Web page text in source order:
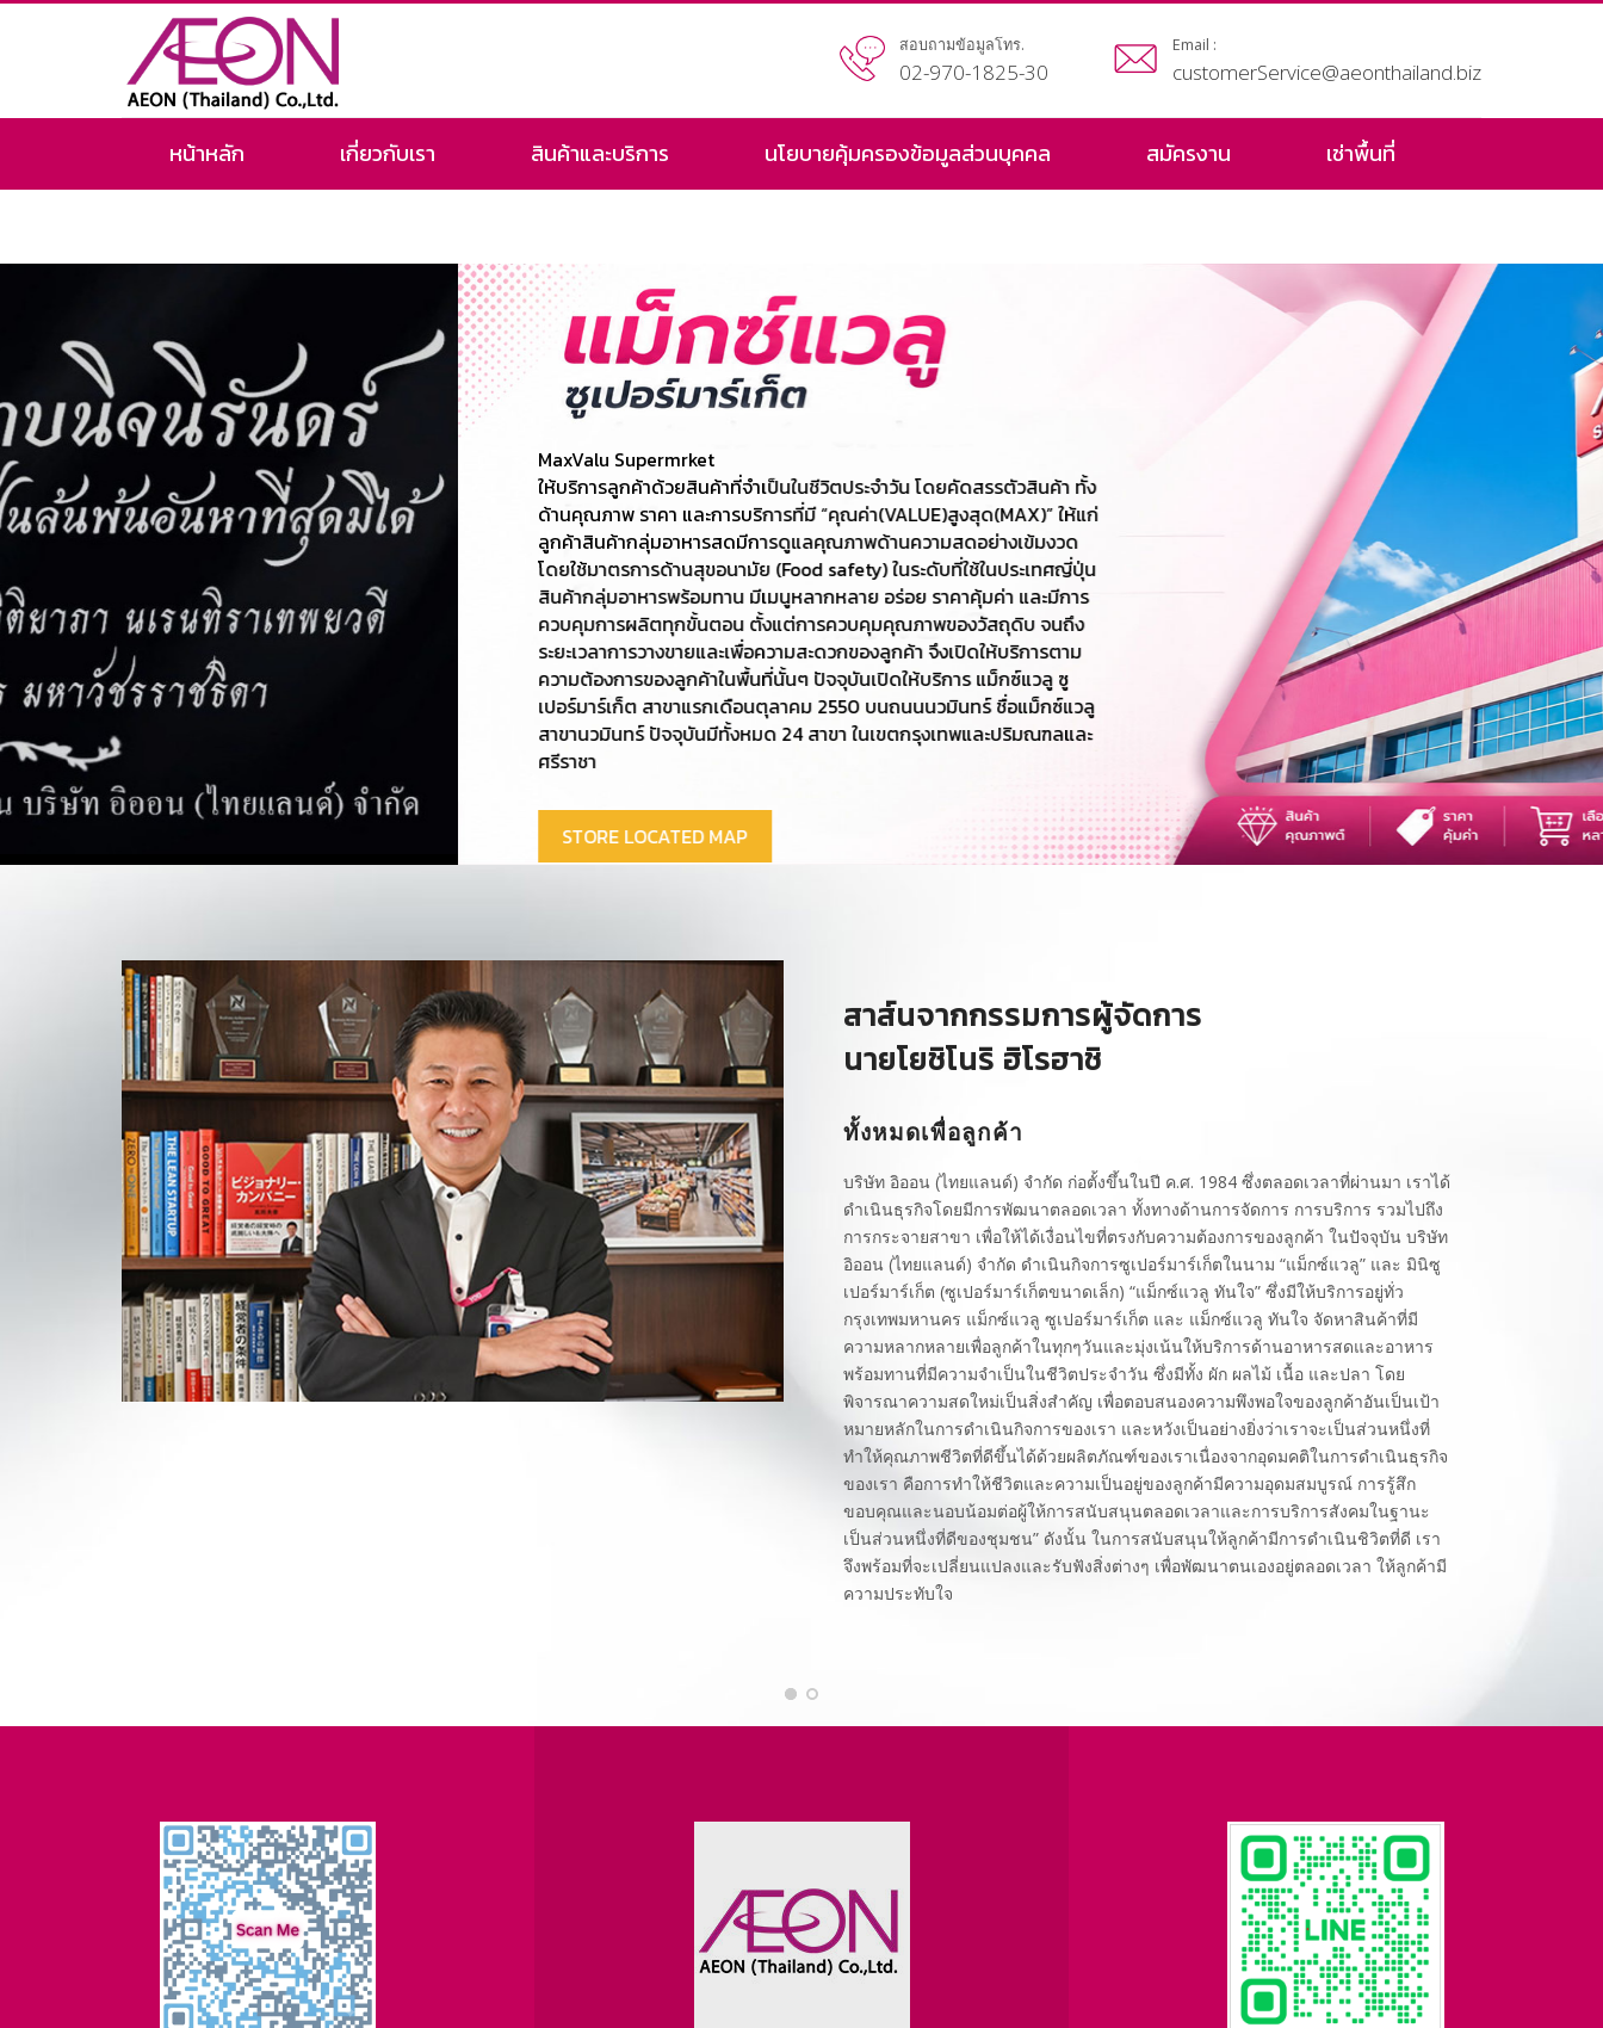
สอบถามข้อมูลโทร.
02-970-1825-30
Email :
customerService@aeonthailand.biz
หน้าหลัก เกี่ยวกับเรา สินค้าและบริการ นโยบายคุ้มครองข้อมูลส่วนบุคคล สมัครงาน เช่าพื้นที่
ให้บริการลูกค้าด้วยสินค้าที่จำเป็นในชีวิตประจำวัน โดยคัดสรรตัวสินค้า ทั้ง
ด้านคุณภาพ ราคา และการบริการที่มี “คุณค่า(VALUE)สูงสุด(MAX)” ให้แก่
ลูกค้าสินค้ากลุ่มอาหารสดมีการดูแลคุณภาพด้านความสดอย่างเข้มงวด
โดยใช้มาตรการด้านสุขอนามัย (Food safety) ในระดับที่ใช้ในประเทศญี่ปุ่น
สินค้ากลุ่มอาหารพร้อมทาน มีเมนูหลากหลาย อร่อย ราคาคุ้มค่า และมีการ
ควบคุมการผลิตทุกขั้นตอน ตั้งแต่การควบคุมคุณภาพของวัสถุดิบ จนถึง
ระยะเวลาการวางขายและเพื่อความสะดวกของลูกค้า จึงเปิดให้บริการตาม
ความต้องการของลูกค้าในพื้นที่นั้นๆ ปัจจุบันเปิดให้บริการ แม็กซ์แวลู ซู
เปอร์มาร์เก็ต สาขาแรกเดือนตุลาคม 2550 บนถนนนวมินทร์ ชื่อแม็กซ์แวลู
สาขานวมินทร์ ปัจจุบันมีทั้งหมด 24 สาขา ในเขตกรุงเทพและปริมณฑลและ
ศรีราชา
สาส์นจากกรรมการผู้จัดการ
นายโยชิโนริ ฮิโรฮาชิ
ทั้งหมดเพื่อลูกค้า
บริษัท อิออน (ไทยแลนด์) จำกัด ก่อตั้งขึ้นในปี ค.ศ. 1984 ซึ่งตลอดเวลาที่ผ่านมา เราได้
ดำเนินธุรกิจโดยมีการพัฒนาตลอดเวลา ทั้งทางด้านการจัดการ การบริการ รวมไปถึง
การกระจายสาขา เพื่อให้ได้เงื่อนไขที่ตรงกับความต้องการของลูกค้า ในปัจจุบัน บริษัท
อิออน (ไทยแลนด์) จำกัด ดำเนินกิจการซูเปอร์มาร์เก็ตในนาม “แม็กซ์แวลู” และ มินิซู
เปอร์มาร์เก็ต (ซูเปอร์มาร์เก็ตขนาดเล็ก) “แม็กซ์แวลู ทันใจ” ซึ่งมีให้บริการอยู่ทั่ว
กรุงเทพมหานคร แม็กซ์แวลู ซูเปอร์มาร์เก็ต และ แม็กซ์แวลู ทันใจ จัดหาสินค้าที่มี
ความหลากหลายเพื่อลูกค้าในทุกๆวันและมุ่งเน้นให้บริการด้านอาหารสดและอาหาร
พร้อมทานที่มีความจำเป็นในชีวิตประจำวัน ซึ่งมีทั้ง ผัก ผลไม้ เนื้อ และปลา โดย
พิจารณาความสดใหม่เป็นสิ่งสำคัญ เพื่อตอบสนองความพึงพอใจของลูกค้าอันเป็นเป้า
หมายหลักในการดำเนินกิจการของเรา และหวังเป็นอย่างยิ่งว่าเราจะเป็นส่วนหนึ่งที่
ทำให้คุณภาพชีวิตที่ดีขึ้นได้ด้วยผลิตภัณฑ์ของเราเนื่องจากอุดมคติในการดำเนินธุรกิจ
ของเรา คือการทำให้ชีวิตและความเป็นอยู่ของลูกค้ามีความอุดมสมบูรณ์ การรู้สึก
ขอบคุณและนอบน้อมต่อผู้ให้การสนับสนุนตลอดเวลาและการบริการสังคมในฐานะ
เป็นส่วนหนึ่งที่ดีของชุมชน” ดังนั้น ในการสนับสนุนให้ลูกค้ามีการดำเนินชิวิตที่ดี เรา
จึงพร้อมที่จะเปลี่ยนแปลงและรับฟังสิ่งต่างๆ เพื่อพัฒนาตนเองอยู่ตลอดเวลา ให้ลูกค้ามี
ความประทับใจ